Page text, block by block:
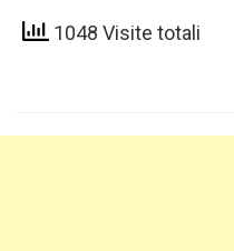
1048 Visite totali